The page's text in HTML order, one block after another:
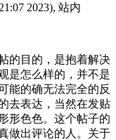
2023), 站内
的目的，是抱着解决
是怎么样的，并不是
能的确无法完全的反
去表达，当然在发贴
形色色。这个帖子的
做出评论的人。关于